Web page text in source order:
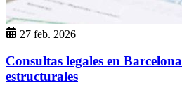
27 feb. 2026
Consultas legales en
estructurales